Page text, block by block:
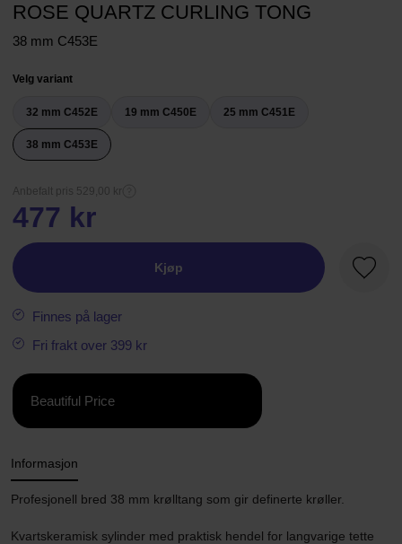
ROSE QUARTZ CURLING TONG
38 mm C453E
Velg variant
32 mm C452E 19 mm C450E 25 mm C451E
38 mm C453E
Anbefalt pris 529,00 kr
477 kr
Kjøp
Finnes på lager
Fri frakt over 399 kr
Beautiful Price
Informasjon
Profesjonell bred 38 mm krølltang som gir definerte krøller.
Kvartskeramisk sylinder med praktisk hendel for langvarige tette